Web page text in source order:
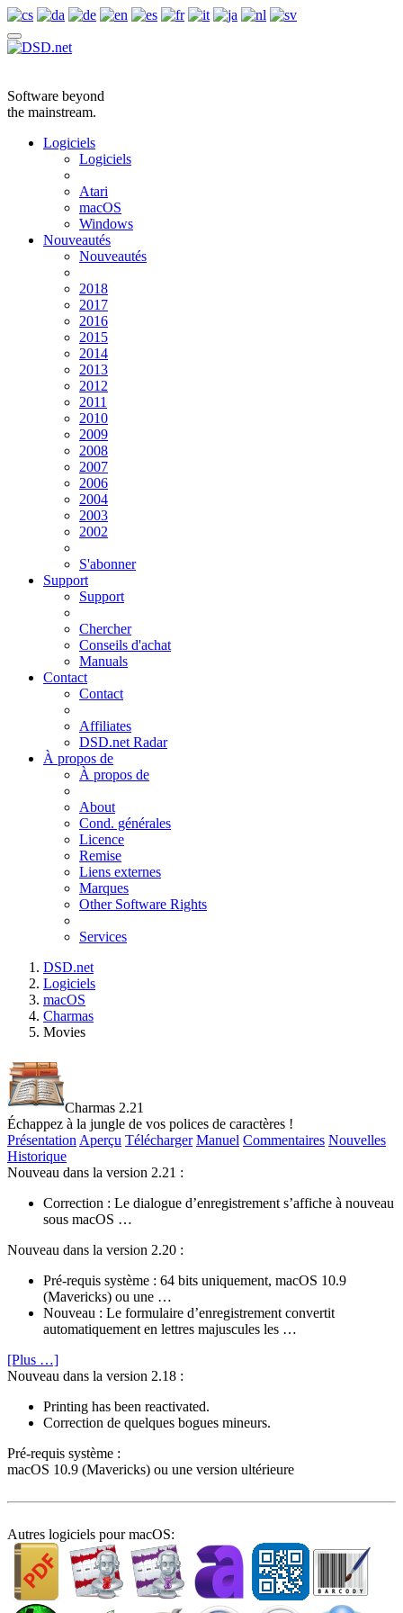
Software beyond
the mainstream.
Logiciels
Logiciels
Atari
macOS
Windows
Nouveautés
Nouveautés
2018
2017
2016
2015
2014
2013
2012
2011
2010
2009
2008
2007
2006
2004
2003
2002
S'abonner
Support
Support
Chercher
Conseils d'achat
Manuals
Contact
Contact
Affiliates
DSD.net Radar
À propos de
À propos de
About
Cond. générales
Licence
Remise
Liens externes
Marques
Other Software Rights
Services
DSD.net
Logiciels
macOS
Charmas
Movies
Charmas 2.21
Échappez à la jungle de vos polices de caractères !
Présentation Aperçu Télécharger Manuel Commentaires Nouvelles
Historique
Nouveau dans la version 2.21 :
Correction : Le dialogue d’enregistrement s’affiche à nouveau
sous macOS …
Nouveau dans la version 2.20 :
Pré-requis système : 64 bits uniquement, macOS 10.9
(Mavericks) ou une …
Nouveau : Le formulaire d’enregistrement convertit
automatiquement en lettres majuscules les …
[Plus …]
Nouveau dans la version 2.18 :
Printing has been reactivated.
Correction de quelques bogues mineurs.
Pré-requis système :
macOS 10.9 (Mavericks) ou une version ultérieure
Autres logiciels pour macOS: